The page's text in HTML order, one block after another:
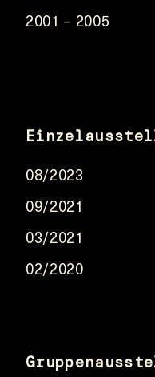
2001 – 2005
08/2023
09/2021
03/2021
02/2020